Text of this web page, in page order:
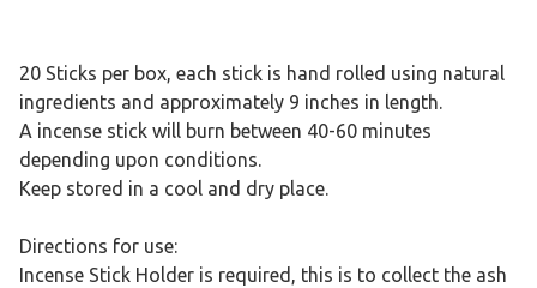
20 Sticks per box, each stick is hand rolled using natural
ingredients and approximately 9 inches in length.
A incense stick will burn between 40-60 minutes
depending upon conditions.
Keep stored in a cool and dry place.
Directions for use:
Incense Stick Holder is required, this is to collect the ash